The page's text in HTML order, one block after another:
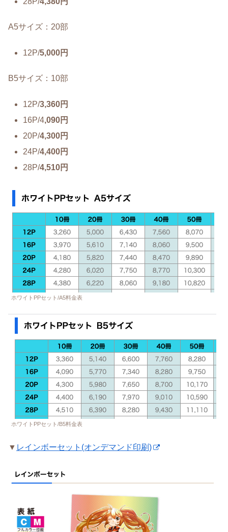
A5サイズ：20部
12P/5,000円
B5サイズ：10部
12P/3,360円
16P/4,090円
20P/4,300円
24P/4,400円
28P/4,510円
ホワイトPPセット/A5料金表
ホワイトPPセット/B5料金表
▼ レインボーセット(オンデマンド印刷)